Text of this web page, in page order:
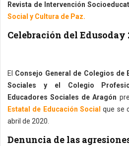
Revista de Intervención
Social y Cultura de Paz.
Celebración del Edusoday
El Consejo General de Colegios de
Sociales y el Colegio
Educadores Sociales de Aragón
Estatal de Educación Social que se
abril de 2020.
Denuncia de las